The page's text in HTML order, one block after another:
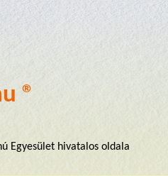
®
Egyesület hivatalos oldala